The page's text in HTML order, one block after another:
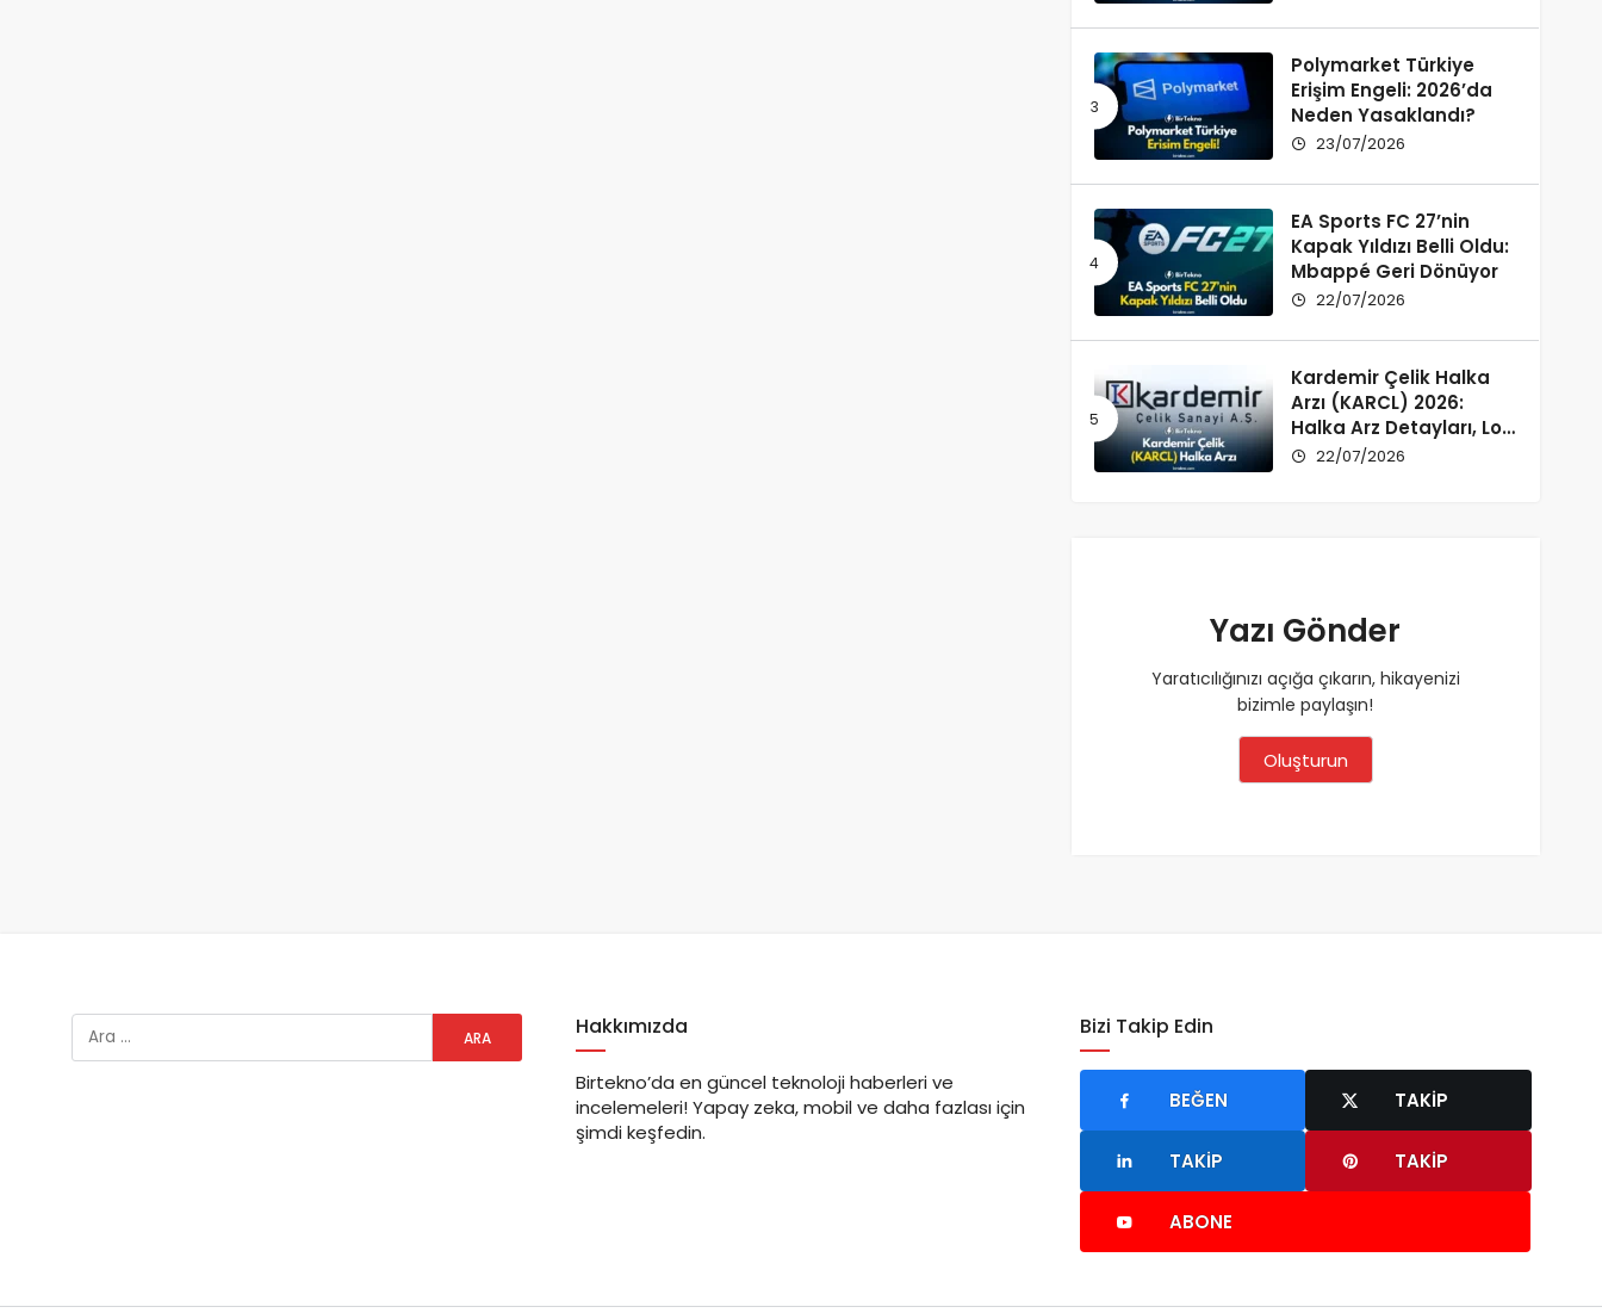
Polymarket Türkiye
Erişim Engeli: 2026’da
Neden Yasaklandı?
23/07/2026
EA Sports FC 27’nin
Kapak Yıldızı Belli Oldu:
Mbappé Geri Dönüyor
22/07/2026
Kardemir Çelik Halka
Arzı (KARCL) 2026:
Halka Arz Detayları, Lot
Dağılımı ve Şirket Profili
22/07/2026
Yazı Gönder
Yaratıcılığınızı açığa çıkarın, hikayenizi
bizimle paylaşın!
Oluşturun
Hakkımızda
Birtekno’da en güncel teknoloji haberleri ve
incelemeleri! Yapay zeka, mobil ve daha fazlası için
şimdi keşfedin.
Bizi Takip Edin
BEĞEN TAKIP
TAKIP TAKIP
ABONE